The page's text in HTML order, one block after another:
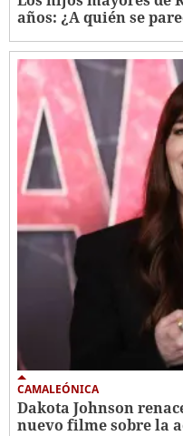
años: ¿A quién se
CAMALEÓNICA
Dakota Johnson
nuevo filme sobre la